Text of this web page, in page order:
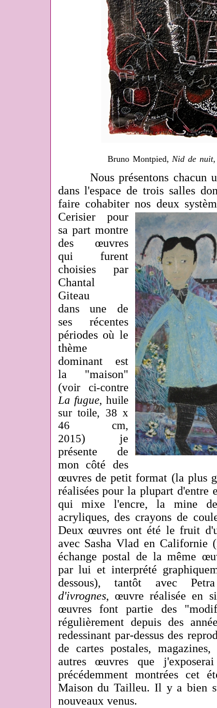
Bruno Montpied,Nid de nuit
Nous présentons chacun
dans l'espace de trois salles
faire cohabiter nos deux
Cerisier pour
sa part montre
des œuvres
qui furent
choisies par
Chantal
Giteau
dans une de
ses récentes
périodes où le
thème
dominant est
la "maison"
(voir ci-contre
La fugue, huile
sur toile, 38 x
46 cm,
2015) je
présente de
mon côté des
œuvres de petit format (la plus
réalisées pour la plupart d'entre
qui mixe l'encre, la mine
acryliques, des crayons de
Deux œuvres ont été le fruit
avec Sasha Vlad en Californie
échange postal de la même
par lui et interprété
dessous), tantôt avec
d'ivrognes, œuvre réalisée en
œuvres font partie des
régulièrement depuis des
redessinant par-dessus des
de cartes postales,
autres œuvres que
précédemment montrées cet
Maison du Tailleu. Il y a bien
nouveaux venus.